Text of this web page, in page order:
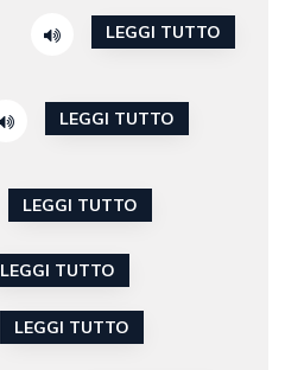
LEGGI TUTTO
LEGGI TUTTO
LEGGI TUTTO
LEGGI TUTTO
LEGGI TUTTO